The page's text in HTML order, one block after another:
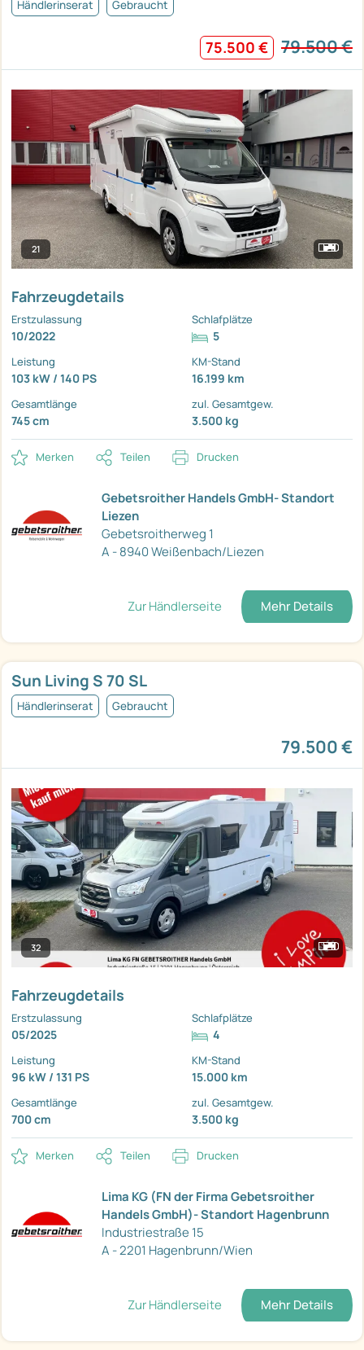
Händlerinserat Gebraucht
75.500 € 79.500 €
21
Fahrzeugdetails
Erstzulassung
10/2022
Schlafplätze
5
Leistung
103 kW / 140 PS
KM-Stand
16.199 km
Gesamtlänge
745 cm
zul. Gesamtgew.
3.500 kg
Merken Teilen Drucken
Gebetsroither Handels GmbH- Standort
Liezen
Gebetsroitherweg 1
A - 8940 Weißenbach/Liezen
Zur Händlerseite Mehr Details
Sun Living S 70 SL
Händlerinserat Gebraucht
79.500 €
32
Fahrzeugdetails
Erstzulassung
05/2025
Schlafplätze
4
Leistung
96 kW / 131 PS
KM-Stand
15.000 km
Gesamtlänge
700 cm
zul. Gesamtgew.
3.500 kg
Merken Teilen Drucken
Lima KG (FN der Firma Gebetsroither
Handels GmbH)- Standort Hagenbrunn
Industriestraße 15
A - 2201 Hagenbrunn/Wien
Zur Händlerseite Mehr Details